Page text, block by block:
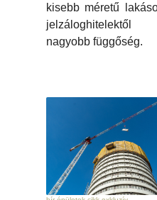
kisebb méretű
nagyobb függőség.